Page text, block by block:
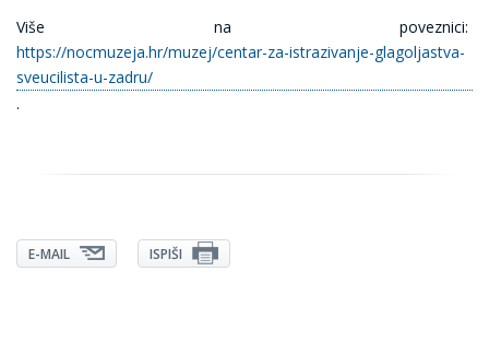
Više na poveznici:
https://nocmuzeja.hr/muzej/centar-za-istrazivanje-glagoljastva-
sveucilista-u-zadru/
.
E-MAIL ISPIŠI